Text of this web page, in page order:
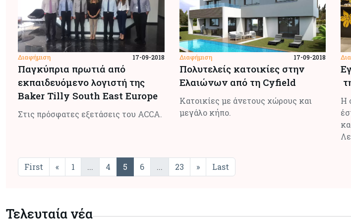
Διαφήμιση 17-09-2018
Παγκύπρια πρωτιά από
εκπαιδευόμενο λογιστή της
Baker Tilly South East Europe
Στις πρόσφατες εξετάσεις του ACCA.
Διαφήμιση 17-09-2018
Πολυτελείς κατοικίες στην
Ελαιώνων από τη Cyfield
Κατοικίες με άνετους χώρους και
μεγάλο κήπο.
Η
First « 1 ... 4 5 6 ... 23 » Last
Τελευταία νέα